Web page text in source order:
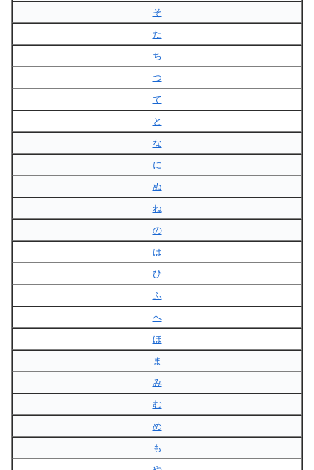
そ
た
ち
つ
て
と
な
に
ぬ
ね
の
は
ひ
ふ
へ
ほ
ま
み
む
め
も